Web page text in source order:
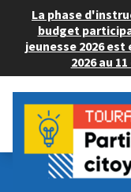
La phase
budget
jeunesse 2026
2026 au
Budget Participatif
💡 Consulter les